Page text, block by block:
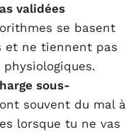
validées
se basent
et ne tiennent pas
sous-
souvent du mal à
lorsque tu ne vas